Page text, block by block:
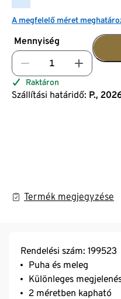
A megfelelő méret
Mennyiség
Raktáron
Szállítási határidő: P.,
Termék megjegyzése
Rendelési szám: 199523
Puha és meleg
Különleges
2 méretben kapható